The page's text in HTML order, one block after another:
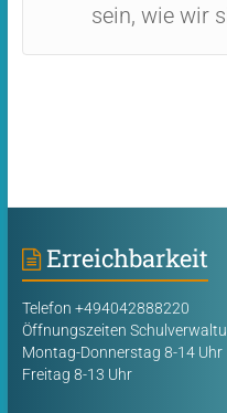
sein, wie wir
Erreichbarkeit
Telefon +494042888220
Öffnungszeiten
Montag-Donnerstag 8-14 Uhr
Freitag 8-13 Uhr